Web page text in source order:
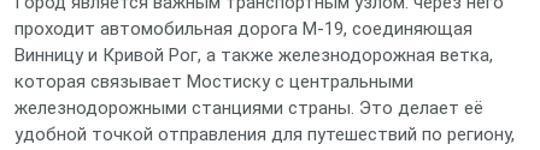
проходит автомобильная дорога М-19, соединяющая
Винницу и Кривой Рог, а также железнодорожная ветка,
которая связывает Мостиску с центральными
железнодорожными станциями страны. Это делает её
удобной точкой отправления для путешествий по региону,